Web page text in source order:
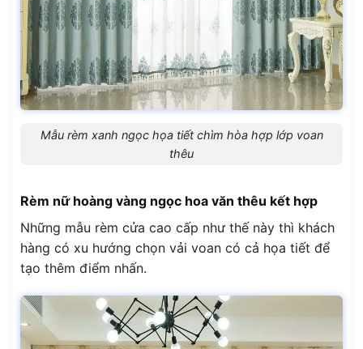
Mẫu rèm xanh ngọc họa tiết chìm hòa hợp lớp voan
thêu
Rèm nữ hoàng vàng ngọc hoa văn thêu kết hợp
Những mẫu rèm cửa cao cấp như thế này thì khách
hàng có xu hướng chọn vải voan có cả họa tiết để
tạo thêm điểm nhấn.